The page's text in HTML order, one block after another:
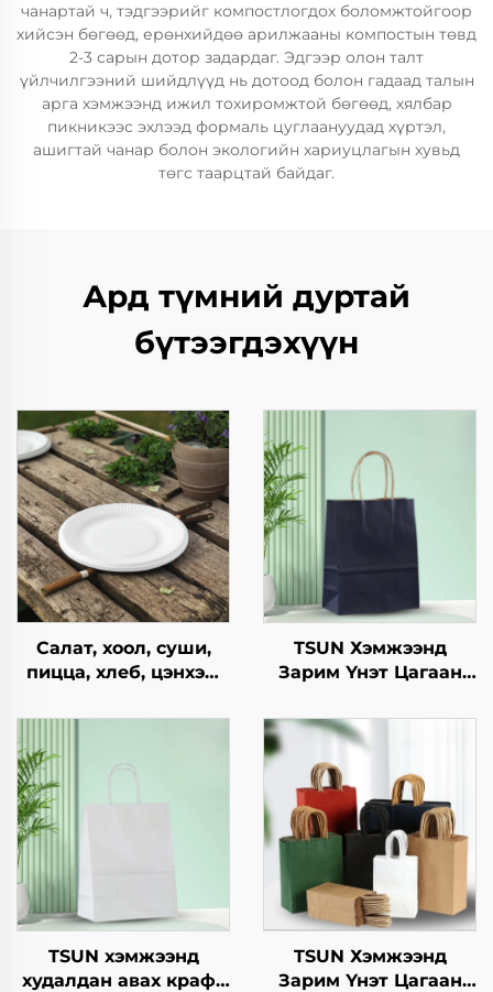
чанартай ч, тэдгээрийг компостлогдох боломжтойгоор
хийсэн бөгөөд, ерөнхийдөө арилжааны компостын төвд
2-3 сарын дотор задардаг. Эдгээр олон талт
үйлчилгээний шийдлүүд нь дотоод болон гадаад талын
арга хэмжээнд ижил тохиромжтой бөгөөд, хялбар
пикникээс эхлээд формаль цуглаануудад хүртэл,
ашигтай чанар болон экологийн хариуцлагын хувьд
төгс таарцтай байдаг.
Ард түмний дуртай
бүтээгдэхүүн
Салат, хоол, суши,
пицца, хлеб, цэнхэр,
гамбургерийг
зориулагдсан буцаж
ашиглах боломжтой
крафт хавтангаас
бүрдсэн дагуу, цэцэг,
хөнгөн хоолны
ашиглахад
TSUN Хэмжээнд
Зарим Үнэт Цагаан
Нэмэлт Ур чадвараар
Шинэ Жил,
Кристмасийн Хоолын
Пакинг Скрин Принт
TSUN хэмжээнд
худалдан авах крафт
TSUN Хэмжээнд
Зарим Үнэт Цагаан